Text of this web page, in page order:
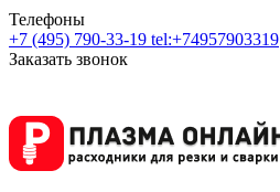
Телефоны
+7 (495) 790-33-19 tel:+74957903319
Заказать звонок